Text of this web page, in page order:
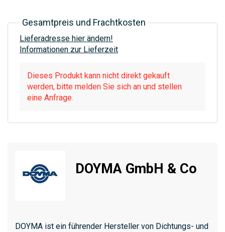
Gesamtpreis und Frachtkosten
Lieferadresse hier ändern!
Informationen zur Lieferzeit
Dieses Produkt kann nicht direkt gekauft
werden, bitte melden Sie sich an und stellen
eine Anfrage.
DOYMA GmbH & Co
DOYMA ist ein führender Hersteller von Dichtungs- und